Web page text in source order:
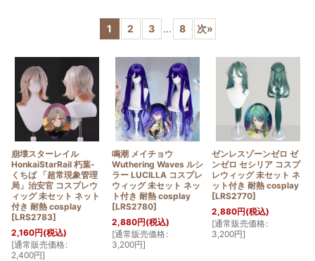
絞り込む
1 2 3 ... 8 次»
崩壊スターレイル
HonkaiStarRail 朽葉-
くちば 「超常現象管理
局」治安官 コスプレウ
ィッグ 未セット ネット
付き 耐熱 cosplay
[LRS2783]
2,160円(税込)
[通常販売価格:
2,400円]
鳴潮 メイチョウ
Wuthering Waves ルシ
ラー LUCILLA コスプレ
ウィッグ 未セット ネッ
ト付き 耐熱 cosplay
[LRS2780]
2,880円(税込)
[通常販売価格:
3,200円]
ゼンレスゾーンゼロ ゼ
ンゼロ セシリア コスプ
レウィッグ 未セット ネ
ット付き 耐熱 cosplay
[LRS2770]
2,880円(税込)
[通常販売価格:
3,200円]